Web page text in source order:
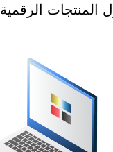
المنتجات الرقمية